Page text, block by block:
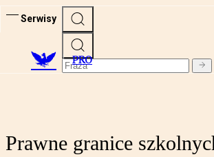
Serwisy
PRO
Prawne granice